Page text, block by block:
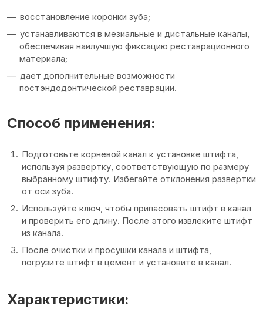
восстановление коронки зуба;
устанавливаются в мезиальные и дистальные каналы,
обеспечивая наилучшую фиксацию реставрационного
материала;
дает дополнительные возможности
постэндодонтической реставрации.
Способ применения:
Подготовьте корневой канал к установке штифта,
используя развертку, соответствующую по размеру
выбранному штифту. Избегайте отклонения развертки
от оси зуба.
Используйте ключ, чтобы припасовать штифт в канал
и проверить его длину. После этого извлеките штифт
из канала.
После очистки и просушки канала и штифта,
погрузите штифт в цемент и установите в канал.
Характеристики: